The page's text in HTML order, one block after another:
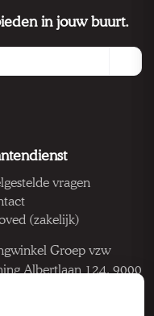
in jouw buurt.
vragen
(zakelijk)
Groep vzw
Albertlaan 124, 9000
BE 1033.922.208